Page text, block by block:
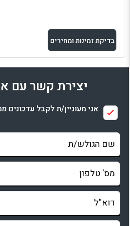
בדיקת זמינות ומחירים
למתחם זה
בדיקת זמינות ומחירים
יצירת קשר עם
אני מעוניין/ת לקבל עדכונים